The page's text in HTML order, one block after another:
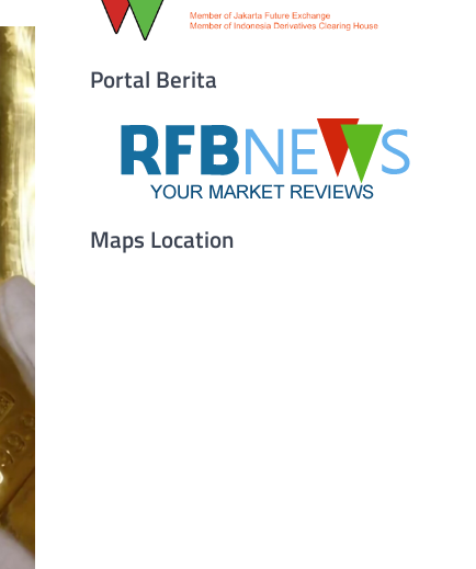
Portal Berita
Maps Location